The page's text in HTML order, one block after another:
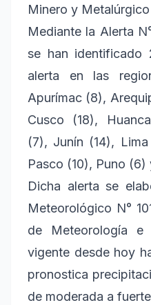
Minero y
Mediante la Alerta
se han identificado
alerta en las
Apurímac (8),
Cusco (18),
(7), Junín (14),
Pasco (10), Puno (6)
Dicha alerta se
Meteorológico N°
de Meteorología e
vigente desde hoy
pronostica
de moderada a